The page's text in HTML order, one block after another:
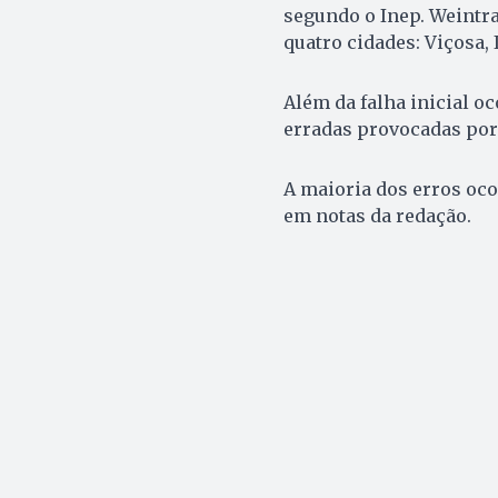
segundo o Inep.
quatro cidades: Viçosa,
Além da falha inicial
erradas provocadas
A maioria dos erros
em notas da redação.